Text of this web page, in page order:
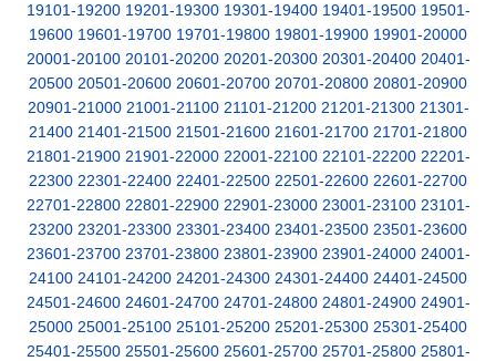
19101-19200 19201-19300 19301-19400 19401-19500 19501-
19600 19601-19700 19701-19800 19801-19900 19901-20000
20001-20100 20101-20200 20201-20300 20301-20400 20401-
20500 20501-20600 20601-20700 20701-20800 20801-20900
20901-21000 21001-21100 21101-21200 21201-21300 21301-
21400 21401-21500 21501-21600 21601-21700 21701-21800
21801-21900 21901-22000 22001-22100 22101-22200 22201-
22300 22301-22400 22401-22500 22501-22600 22601-22700
22701-22800 22801-22900 22901-23000 23001-23100 23101-
23200 23201-23300 23301-23400 23401-23500 23501-23600
23601-23700 23701-23800 23801-23900 23901-24000 24001-
24100 24101-24200 24201-24300 24301-24400 24401-24500
24501-24600 24601-24700 24701-24800 24801-24900 24901-
25000 25001-25100 25101-25200 25201-25300 25301-25400
25401-25500 25501-25600 25601-25700 25701-25800 25801-